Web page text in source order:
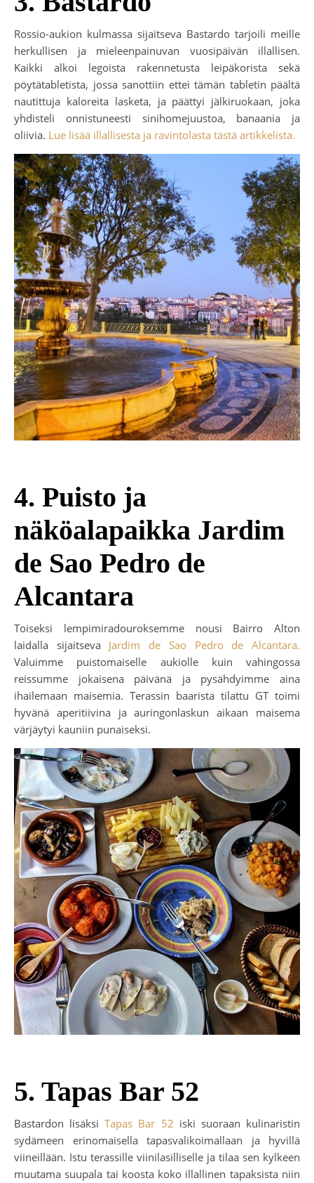
Rossio-aukion kulmassa sijaitseva Bastardo tarjoili meille
herkullisen ja mieleenpainuvan vuosipäivän illallisen.
Kaikki alkoi legoista rakennetusta leipäkorista sekä
pöytätabletista, jossa sanottiin ettei tämän tabletin päältä
nautittuja kaloreita lasketa, ja päättyi jälkiruokaan, joka
yhdisteli onnistuneesti sinihomejuustoa, banaania ja
oliivia. Lue lisää illallisesta ja ravintolasta tästä artikkelista.
4. Puisto ja
näköalapaikka Jardim
de Sao Pedro de
Alcantara
Toiseksi lempimiradouroksemme nousi Bairro Alton
laidalla sijaitseva Jardim de Sao Pedro de Alcantara.
Valuimme puistomaiselle aukiolle kuin vahingossa
reissumme jokaisena päivänä ja pysähdyimme aina
ihailemaan maisemia. Terassin baarista tilattu GT toimi
hyvänä aperitiivina ja auringonlaskun aikaan maisema
värjäytyi kauniin punaiseksi.
5. Tapas Bar 52
Bastardon lisäksiTapas Bar 52 iski suoraan kulinaristin
sydämeen erinomaisella tapasvalikoimallaan ja hyvillä
viineillään. Istu terassille viinilasilliselle ja tilaa sen kylkeen
muutama suupala tai koosta koko illallinen tapaksista niin